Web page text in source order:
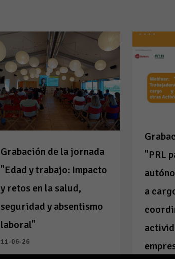
Grabación de la jornada
"Edad y trabajo: Impacto
y retos en la salud,
seguridad y absentismo
laboral"
11-06-26
"PRL
a